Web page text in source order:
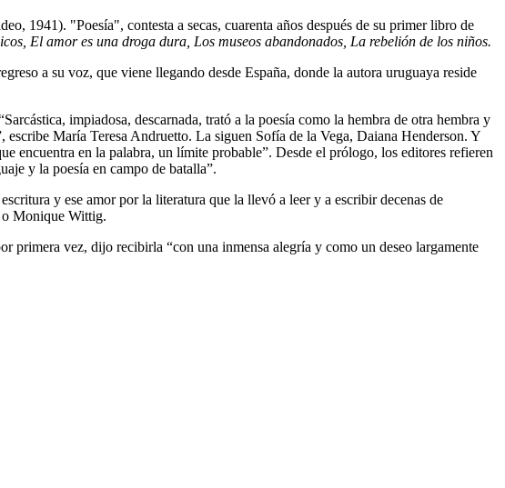
1941). "Poesía", contesta a secas, cuarenta años después de su primer libro de
El amor es una droga dura, Los museos abandonados, La rebelión de los niños.
a su voz, que viene llegando desde España, donde la autora uruguaya reside
impiadosa, descarnada, trató a la poesía como la hembra de otra hembra y
escribe María Teresa Andruetto. La siguen Sofía de la Vega, Daiana Henderson. Y
encuentra en la palabra, un límite probable”. Desde el prólogo, los editores refieren
y la poesía en campo de batalla”.
y ese amor por la literatura que la llevó a leer y a escribir decenas de
o Monique Wittig.
primera vez, dijo recibirla “con una inmensa alegría y como un deseo largamente